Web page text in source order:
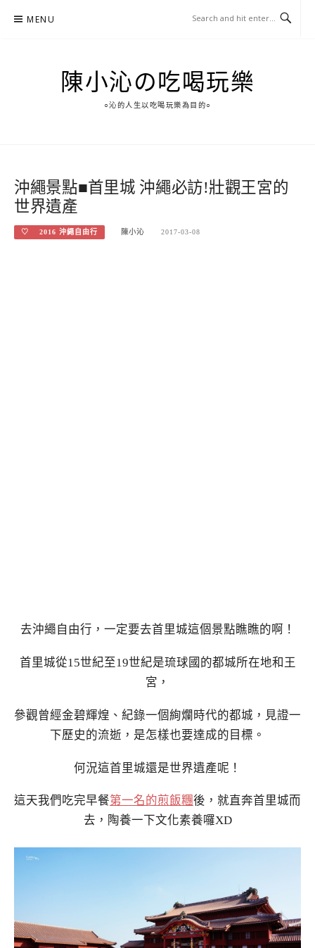
MENU
陳小沁の吃喝玩樂
○沁的人生以吃喝玩樂為目的○
沖繩景點■首里城 沖繩必訪!壯觀王宮的
世界遺產
♡ 2016 沖繩自由行 陳小沁 2017-03-08
去沖繩自由行，一定要去首里城這個景點瞧瞧的啊！
首里城從15世紀至19世紀是琉球國的都城所在地和王
宮，
參觀曾經金碧輝煌、紀錄一個絢爛時代的都城，見證一
下歷史的流逝，是怎樣也要達成的目標。
何況這首里城還是世界遺產呢！
這天我們吃完早餐第一名的煎飯糰後，就直奔首里城而
去，陶養一下文化素養囉XD